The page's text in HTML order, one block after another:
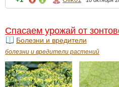
Спасаем урожай от
Болезни и вредители
болезни и вредители растений